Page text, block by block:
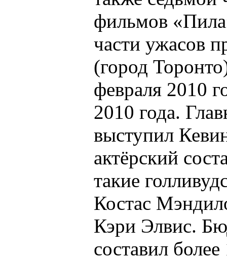
фильмов
части ужасов
(город
февраля 2010
2010 года.
выступил
актёрский
такие
Костас
Кэри Элвис.
составил